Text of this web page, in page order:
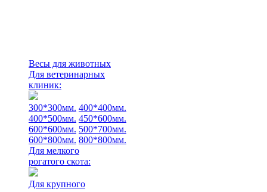
Весы для животных
Для ветеринарных
клиник:
300*300мм. 400*400мм.
400*500мм. 450*600мм.
600*600мм. 500*700мм.
600*800мм. 800*800мм.
Для мелкого
рогатого скота:
Для крупного